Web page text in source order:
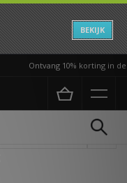
BEKIJK
Ontvang 10% korting in de